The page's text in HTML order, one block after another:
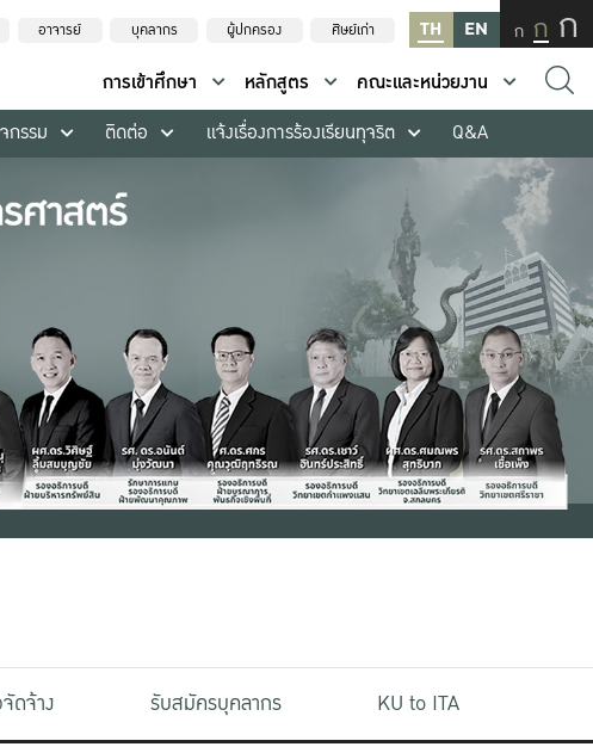
อาจารย์ บุคลากร ผู้ปกครอง ศิษย์เก่า TH EN ก ก ก
การเข้าศึกษา หลักสูตร
คณะและหน่วยงาน
กรรม ติดต่อ แจ้งเรื่องการร้องเรียนทุจริต Q&A
ดจ้าง รับสมัครบุคลากร KU to ITA